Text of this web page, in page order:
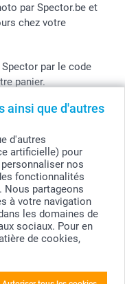
ainsi que d'autres
d'autres
artificielle) pour
nos
fonctionnalités
Nous partageons
à votre navigation
les domaines de
sociaux. Pour en
de cookies,
par Spector.be et
chez votre
par le code
panier.
Wetteren, Belgique
5569 - BIC: GEBABEBB
et hors frais de port.